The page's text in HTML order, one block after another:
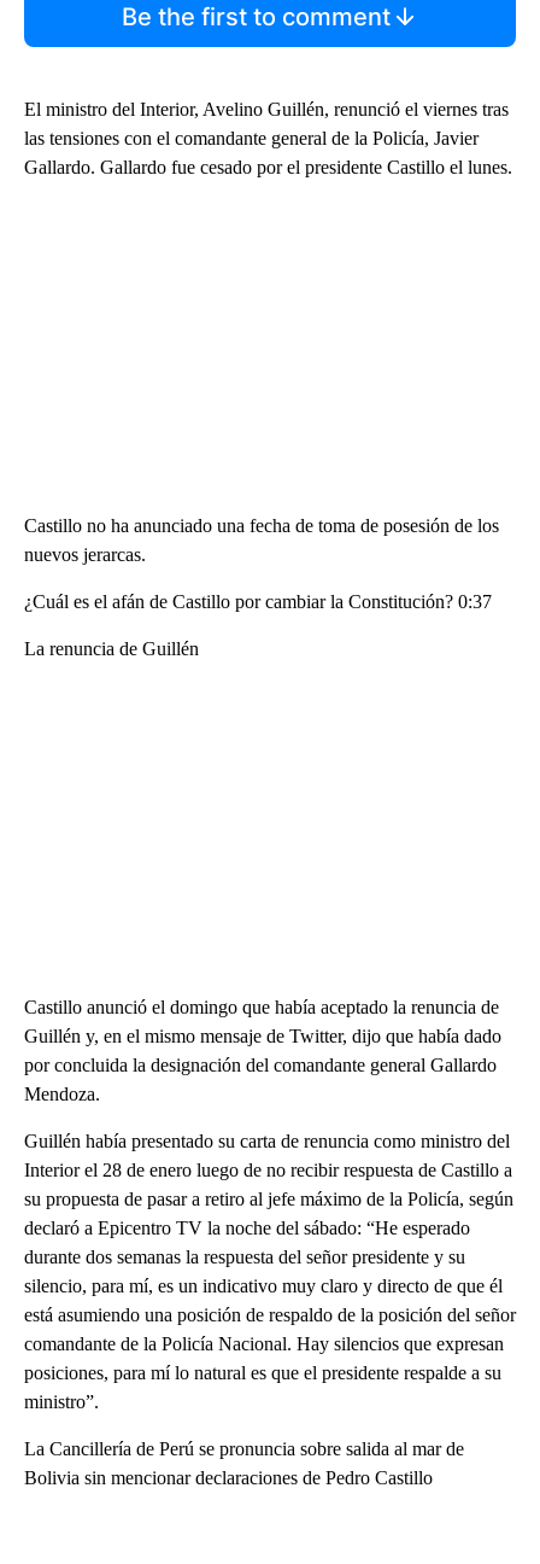
Be the first to comment
El ministro del Interior, Avelino Guillén, renunció el viernes tras
las tensiones con el comandante general de la Policía, Javier
Gallardo. Gallardo fue cesado por el presidente Castillo el lunes.
Castillo no ha anunciado una fecha de toma de posesión de los
nuevos jerarcas.
¿Cuál es el afán de Castillo por cambiar la Constitución? 0:37
La renuncia de Guillén
Castillo anunció el domingo que había aceptado la renuncia de
Guillén y, en el mismo mensaje de Twitter, dijo que había dado
por concluida la designación del comandante general Gallardo
Mendoza.
Guillén había presentado su carta de renuncia como ministro del
Interior el 28 de enero luego de no recibir respuesta de Castillo a
su propuesta de pasar a retiro al jefe máximo de la Policía, según
declaró a Epicentro TV la noche del sábado: “He esperado
durante dos semanas la respuesta del señor presidente y su
silencio, para mí, es un indicativo muy claro y directo de que él
está asumiendo una posición de respaldo de la posición del señor
comandante de la Policía Nacional. Hay silencios que expresan
posiciones, para mí lo natural es que el presidente respalde a su
ministro”.
La Cancillería de Perú se pronuncia sobre salida al mar de
Bolivia sin mencionar declaraciones de Pedro Castillo